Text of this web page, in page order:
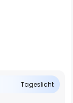
Tageslicht